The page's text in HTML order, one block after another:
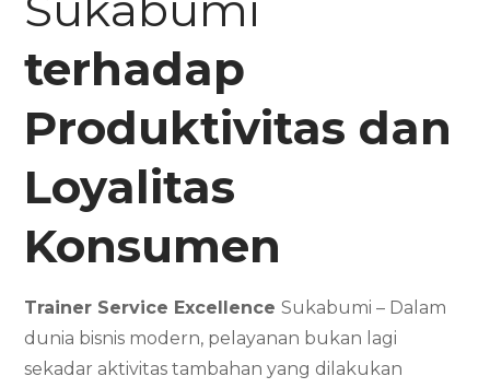
terhadap
Produktivitas dan
Loyalitas
Konsumen
Trainer Service ExcellenceSukabumi – Dalam
dunia bisnis modern, pelayanan bukan lagi
sekadar aktivitas tambahan yang dilakukan